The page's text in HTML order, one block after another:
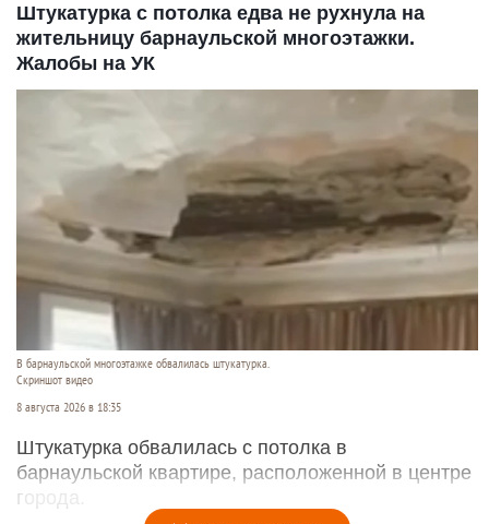
Штукатурка с потолка едва не рухнула на
жительницу барнаульской многоэтажки.
Жалобы на УК
В барнаульской многоэтажке обвалилась штукатурка.
Скриншот видео
8 августа 2026 в 18:35
Штукатурка обвалилась с потолка в
барнаульской квартире, расположенной в центре
города.